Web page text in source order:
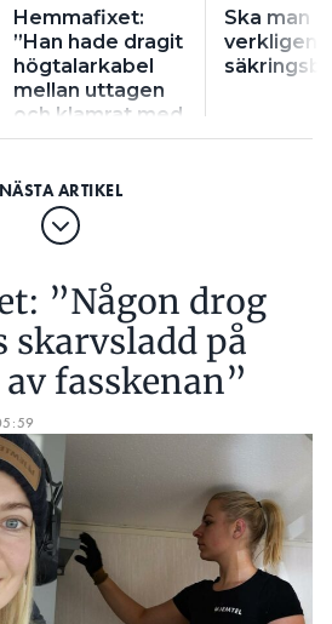
Hemmafixet:
”Han hade dragit
högtalarkabel
mellan uttagen
och klamrat med
spik”
Ska man
verkligen
”Någon drog
skarvsladd på
fasskenan”